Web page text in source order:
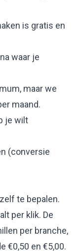
is gratis en
waar je
maar we
maand.
je wilt
(conversie
te bepalen.
per klik. De
per branche,
€0,50 en €5,00.